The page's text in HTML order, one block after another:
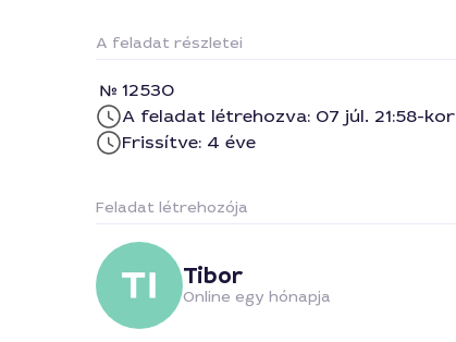
A feladat részletei
12530
A feladat létrehozva: 07 júl. 21:58-kor
Frissítve: 4 éve
Feladat létrehozója
Tibor
Online egy hónapja